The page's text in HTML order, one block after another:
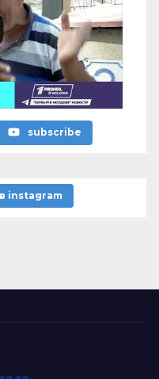
subscribe
instagram